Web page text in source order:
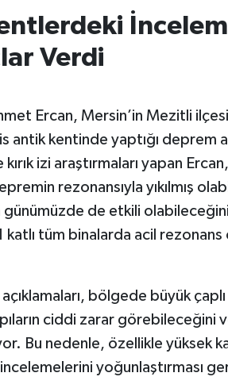
Verdi
Ercan, Mersin’in Mezitli
antik kentinde yaptığı deprem
izi araştırmaları yapan
rezonansıyla yıkılmış
günümüzde de etkili
katlı tüm binalarda acil
açıklamaları, bölgede büyük
ciddi zarar görebileceğini
Bu nedenle, özellikle yüksek
incelemelerini yoğunlaştırması